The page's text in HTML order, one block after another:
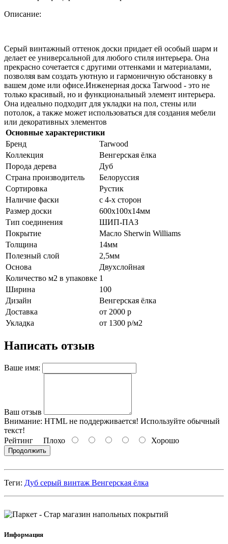
Описание:
Серый винтажный оттенок доски придает ей особый шарм и
делает ее универсальной для любого стиля интерьера. Она
прекрасно сочетается с другими оттенками и материалами,
позволяя вам создать уютную и гармоничную обстановку в
вашем доме или офисе.Инженерная доска Tarwood - это не
только красивый, но и функциональный элемент интерьера.
Она идеально подходит для укладки на пол, стены или
потолок, а также может использоваться для создания мебели
или декоративных элементов
Основные характеристики
Бренд
Tarwood
Коллекция
Венгерская ёлка
Порода дерева
Дуб
Страна производитель
Белоруссия
Сортировка
Рустик
Наличие фаски
с 4-х сторон
Размер доски
600х100х14мм
Тип соединения
ШИП-ПАЗ
Покрытие
Масло Sherwin Williams
Толщина
14мм
Полезный слой
2,5мм
Основа
Двухслойная
Количество м2 в упаковке 1
Ширина
100
Дизайн
Венгерская ёлка
Доставка
от 2000 р
Укладка
от 1300 р/м2
Написать отзыв
Ваше имя:
Ваш отзыв
Внимание: HTML не поддерживается! Используйте обычный
текст!
Рейтинг Плохо Хорошо
Продолжить
Теги: Дуб серый винтаж Венгерская ёлка
Информация